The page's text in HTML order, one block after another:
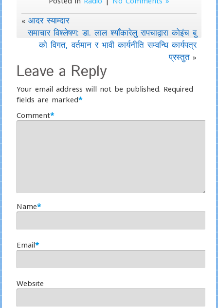
« आदर स्याम्दार
समाचार विश्लेषण: डा. लाल श्याँकारेलु रापचाद्वारा कोइंच बु
को विगत, वर्तमान र भावी कार्यनीति सम्वन्धि कार्यपत्र
प्रस्तुत »
Leave a Reply
Your email address will not be published. Required
fields are marked*
Comment*
Name*
Email*
Website